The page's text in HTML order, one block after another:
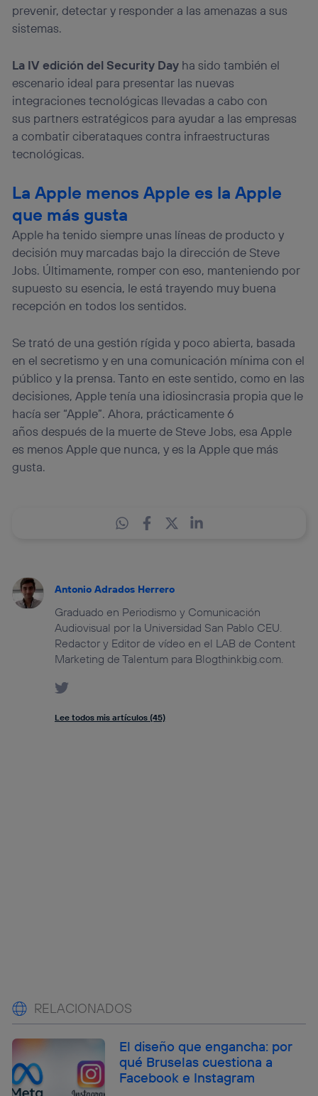
prevenir, detectar y responder a las amenazas a sus
sistemas.
La IV edición del Security Day ha sido también el
escenario ideal para presentar las nuevas
integraciones tecnológicas llevadas a cabo con
sus partners estratégicos para ayudar a las empresas
a combatir ciberataques contra infraestructuras
tecnológicas.
La Apple menos Apple es la Apple
que más gusta
Apple ha tenido siempre unas líneas de producto y
decisión muy marcadas bajo la dirección de Steve
Jobs. Últimamente, romper con eso, manteniendo por
supuesto su esencia, le está trayendo muy buena
recepción en todos los sentidos.
Se trató de una gestión rígida y poco abierta, basada
en el secretismo y en una comunicación mínima con el
público y la prensa. Tanto en este sentido, como en las
decisiones, Apple tenía una idiosincrasia propia que le
hacía ser “Apple”. Ahora, prácticamente 6
años después de la muerte de Steve Jobs, esa Apple
es menos Apple que nunca, y es la Apple que más
gusta.
Antonio Adrados Herrero
Graduado en Periodismo y Comunicación
Audiovisual por la Universidad San Pablo CEU.
Redactor y Editor de vídeo en el LAB de Content
Marketing de Talentum para Blogthinkbig.com.
Lee todos mis artículos (45)
RELACIONADOS
El diseño que engancha: por
qué Bruselas cuestiona a
Facebook e Instagram